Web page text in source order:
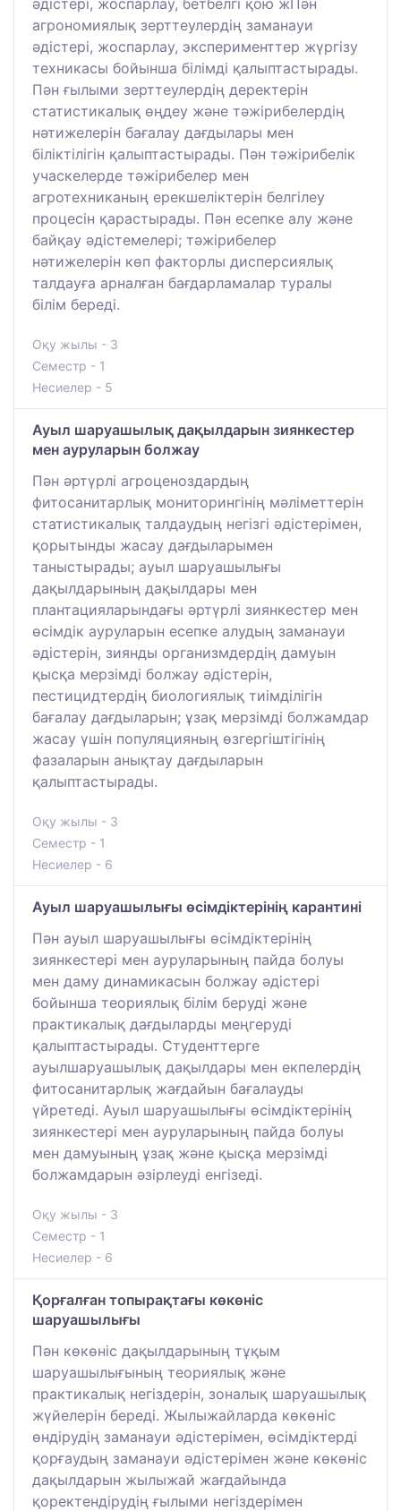
агрономиялық зерттеулердің заманауи
әдістері, жоспарлау, эксперименттер жүргізу
техникасы бойынша білімді қалыптастырады.
Пән ғылыми зерттеулердің деректерін
статистикалық өңдеу және тәжірибелердің
нәтижелерін бағалау дағдылары мен
біліктілігін қалыптастырады. Пән тәжірибелік
учаскелерде тәжірибелер мен
агротехниканың ерекшеліктерін белгілеу
процесін қарастырады. Пән есепке алу және
байқау әдістемелері; тәжірибелер
нәтижелерін көп факторлы дисперсиялық
талдауға арналған бағдарламалар туралы
білім береді.
Оқу жылы - 3
Семестр - 1
Несиелер - 5
Ауыл шаруашылық дақылдарын зиянкестер
мен ауруларын болжау
Пән әртүрлі агроценоздардың
фитосанитарлық мониторингінің мәліметтерін
статистикалық талдаудың негізгі әдістерімен,
қорытынды жасау дағдыларымен
таныстырады; ауыл шаруашылығы
дақылдарының дақылдары мен
плантацияларындағы әртүрлі зиянкестер мен
өсімдік ауруларын есепке алудың заманауи
әдістерін, зиянды организмдердің дамуын
қысқа мерзімді болжау әдістерін,
пестицидтердің биологиялық тиімділігін
бағалау дағдыларын; ұзақ мерзімді болжамдар
жасау үшін популяцияның өзгергіштігінің
фазаларын анықтау дағдыларын
қалыптастырады.
Оқу жылы - 3
Семестр - 1
Несиелер - 6
Ауыл шаруашылығы өсімдіктерінің карантині
Пән ауыл шаруашылығы өсімдіктерінің
зиянкестері мен ауруларының пайда болуы
мен даму динамикасын болжау әдістері
бойынша теориялық білім беруді және
практикалық дағдыларды меңгеруді
қалыптастырады. Студенттерге
ауылшаруашылық дақылдары мен екпелердің
фитосанитарлық жағдайын бағалауды
үйретеді. Ауыл шаруашылығы өсімдіктерінің
зиянкестері мен ауруларының пайда болуы
мен дамуының ұзақ және қысқа мерзімді
болжамдарын әзірлеуді енгізеді.
Оқу жылы - 3
Семестр - 1
Несиелер - 6
Қорғалған топырақтағы көкөніс
шаруашылығы
Пән көкөніс дақылдарының тұқым
шаруашылығының теориялық және
практикалық негіздерін, зоналық шаруашылық
жүйелерін береді. Жылыжайларда көкөніс
өндірудің заманауи әдістерімен, өсімдіктерді
қорғаудың заманауи әдістерімен және көкөніс
дақылдарын жылыжай жағдайында
қоректендірудің ғылыми негіздерімен